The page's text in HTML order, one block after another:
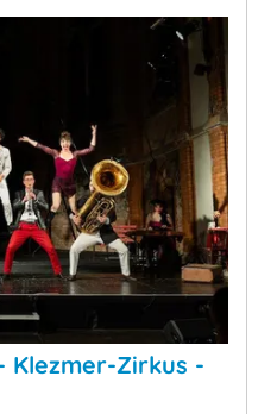
Klezmer-Zirkus -